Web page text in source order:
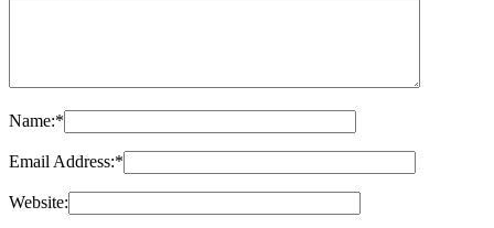
Name:*
Email Address:*
Website: